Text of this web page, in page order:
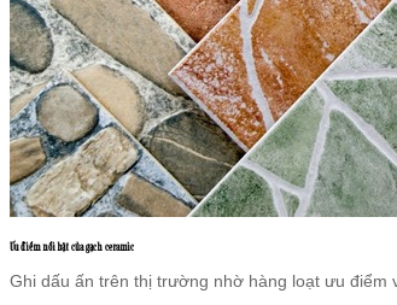
Ưu điểm nổi bật của gạch ceramic
Ghi dấu ấn trên thị trường nhờ hàng loạt ưu điểm